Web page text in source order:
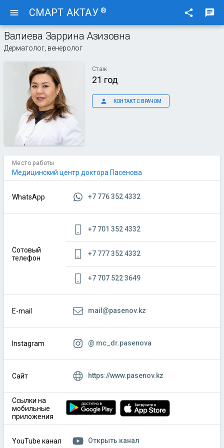
menu СМАРТ АКТАУ ® share chat
Валиева Заррина Азизовна
Дерматолог, венеролог
Стаж
21 год
person КОНТАКТ С ВРАЧОМ
Место работы
Медицинский центр доктора Пасенова
WhatsApp +7 776 352 4332
Сотовый
телефон
+7 701 352 4332
+7 777 352 4332
+7 707 522 3649
E-mail mail@pasenov.kz
Instagram @ mc_dr.pasenova
Сайт https://www.pasenov.kz
Ссылки на
мобильные
приложения
YouTube канал Открыть канал